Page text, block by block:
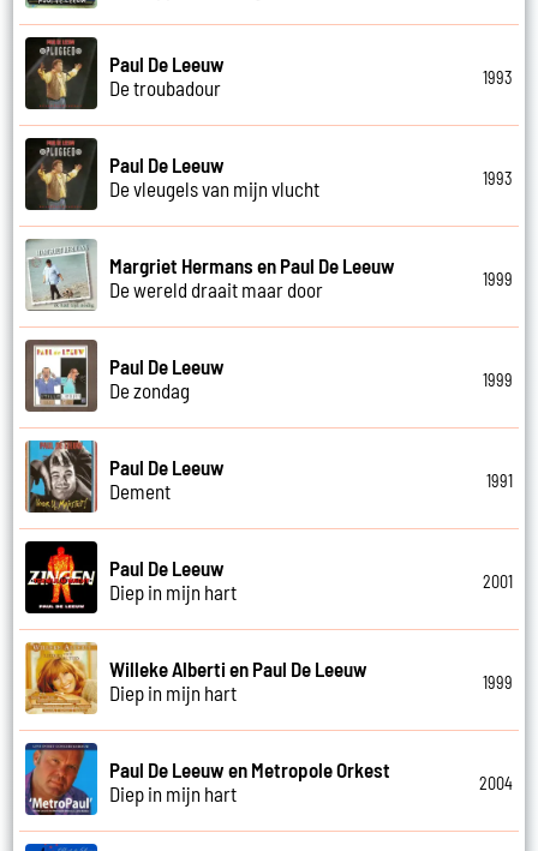
Paul De Leeuw
De troubadour
1993
Paul De Leeuw
De vleugels van mijn vlucht
1993
Margriet Hermans en Paul De Leeuw
De wereld draait maar door
1999
Paul De Leeuw
De zondag
1999
Paul De Leeuw
Dement
1991
Paul De Leeuw
Diep in mijn hart
2001
Willeke Alberti en Paul De Leeuw
Diep in mijn hart
1999
Paul De Leeuw en Metropole Orkest
Diep in mijn hart
2004